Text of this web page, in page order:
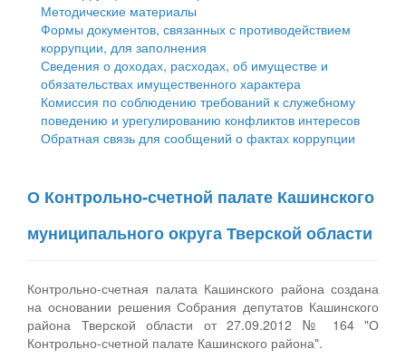
Собрание депутатов
Городское поселение
Сельские поселения
Методические материалы
Формы документов, связанных с противодействием
коррупции, для заполнения
Сведения о доходах, расходах, об имуществе и
обязательствах имущественного характера
Комиссия по соблюдению требований к служебному
поведению и урегулированию конфликтов интересов
Обратная связь для сообщений о фактах коррупции
О Контрольно-счетной палате Кашинского
муниципального округа Тверской области
Контрольно-счетная палата Кашинского района создана
на основании решения Собрания депутатов Кашинского
района Тверской области от 27.09.2012 № 164 "О
Контрольно-счетной палате Кашинского района".